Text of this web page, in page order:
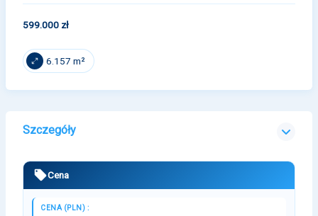
599.000 zł
6.157 m²
Szczegóły
Cena
CENA (PLN) :